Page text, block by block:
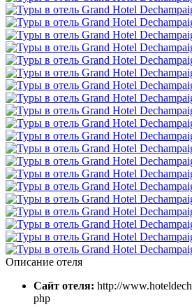
Описание отеля
Сайт отеля: http://
php